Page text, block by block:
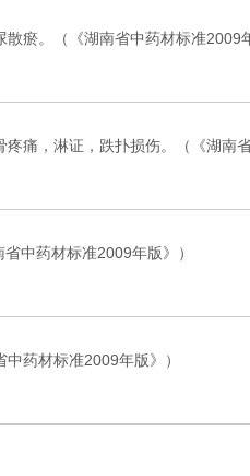
瘀。（《湖南省中药材标准2009
痛，淋证，跌扑损伤。（《湖南
中药材标准2009年版》）
药材标准2009年版》）